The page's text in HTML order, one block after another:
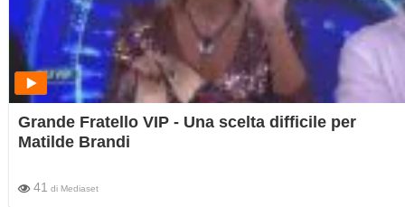
Grande Fratello VIP - Una scelta difficile per
Matilde Brandi
41 di Mediaset